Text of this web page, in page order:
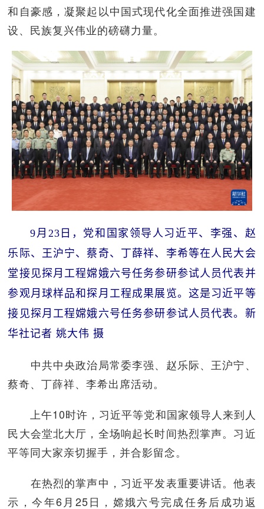
和自豪感，凝聚起以中国式现代化全面推进强国建
设、民族复兴伟业的磅礴力量。
9月23日，党和国家领导人习近平、李强、赵
乐际、王沪宁、蔡奇、丁薛祥、李希等在人民大会
堂接见探月工程嫦娥六号任务参研参试人员代表并
参观月球样品和探月工程成果展览。这是习近平等
接见探月工程嫦娥六号任务参研参试人员代表。新
华社记者 姚大伟 摄
中共中央政治局常委李强、赵乐际、王沪宁、
蔡奇、丁薛祥、李希出席活动。
上午10时许，习近平等党和国家领导人来到人
民大会堂北大厅，全场响起长时间热烈掌声。习近
平等同大家亲切握手，并合影留念。
在热烈的掌声中，习近平发表重要讲话。他表
示，今年6月25日，嫦娥六号完成任务后成功返